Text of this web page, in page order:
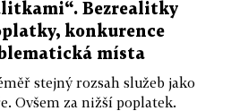
Bezrealitky
konkurence
místa
stejný rozsah služeb jako
Ovšem za nižší poplatek.